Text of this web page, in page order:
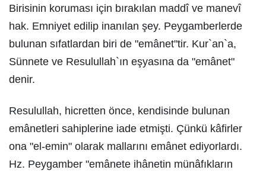
Birisinin koruması için bırakılan maddî ve manevî
hak. Emniyet edilip inanılan şey. Peygamberlerde
bulunan sıfatlardan biri de "emânet"tir. Kur`an`a,
Sünnete ve Resulullah`ın eşyasına da "emânet"
denir.
Resulullah, hicretten önce, kendisinde bulunan
emânetleri sahiplerine iade etmişti. Çünkü kâfirler
ona "el-emin" olarak mallarını emânet ediyorlardı.
Hz. Peygamber "emânete ihânetin münâfıkların